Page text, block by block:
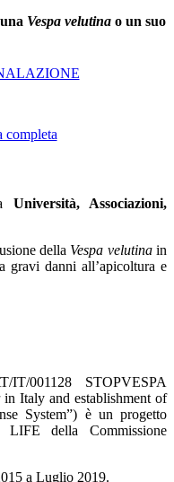
Vespa velutina o un suo
completa
Università, Associazioni,
della Vespa velutinain
gravi danni all’apicoltura e
001128 STOPVESPA
in Italy and establishment of
System”) è un progetto
LIFE della Commissione
a Luglio 2019.